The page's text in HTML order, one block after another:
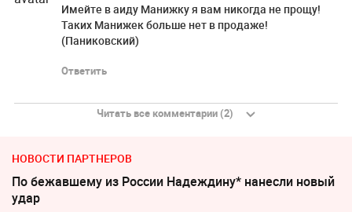
Имейте в аиду Манижку я вам никогда не прощу!
Таких Манижек больше нет в продаже!
(Паниковский)
Ответить
Читать все комментарии (2)
НОВОСТИ ПАРТНЕРОВ
По бежавшему из России Надеждину* нанесли новый
удар